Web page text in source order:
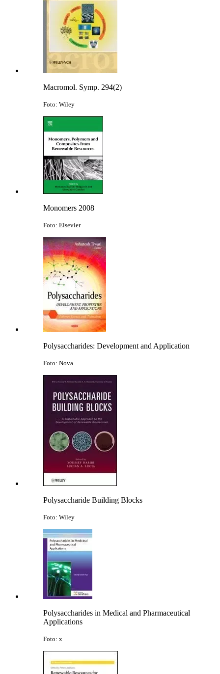
Macromol. Symp. 294(2)
Foto: Wiley
Monomers 2008
Foto: Elsevier
Polysaccharides: Development and Application
Foto: Nova
Polysaccharide Building Blocks
Foto: Wiley
Polysaccharides in Medical and Pharmaceutical
Applications
Foto: x